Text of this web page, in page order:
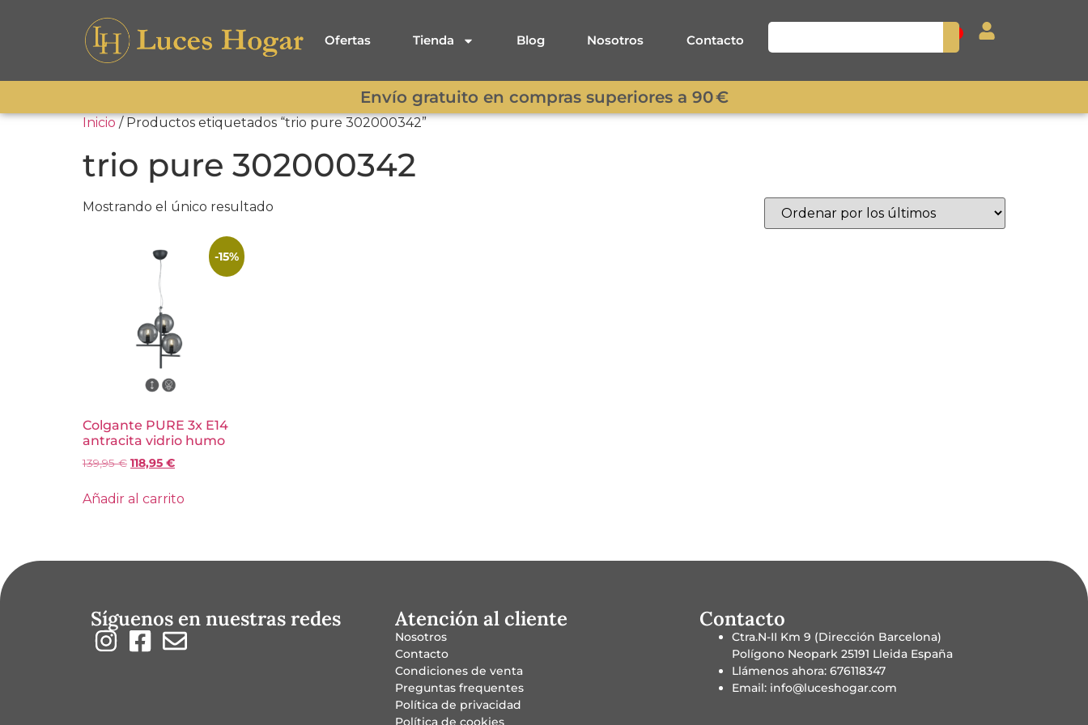
Ofertas Tienda Blog Nosotros Contacto
Envío gratuito en compras superiores a 90 €
Inicio/ Productos etiquetados “trio pure 302000342”
trio pure 302000342
Mostrando el único resultado
-15%
Colgante PURE 3x E14
antracita vidrio humo
139,95€ 118,95 €
Añadir al carrito
Síguenos en nuestras redes Atención al cliente
Nosotros
Contacto
Condiciones de venta
Preguntas frequentes
Política de privacidad
Política de cookies
Contacto
Ctra.N-II Km 9 (Dirección Barcelona)
Polígono Neopark 25191 Lleida España
Llámenos ahora: 676118347
Email: info@luceshogar.com